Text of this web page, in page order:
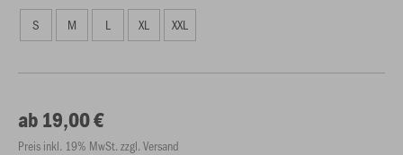
S
M L XL XXL
ab 19,00 €
Preis inkl. 19% MwSt. zzgl. Versand